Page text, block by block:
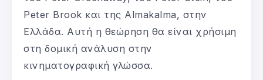
Peter Brook και της Almakalma, στην
Ελλάδα. Αυτή η θεώρηση θα είναι χρήσιμη
στη δομική ανάλυση στην
κινηματογραφική γλώσσα.